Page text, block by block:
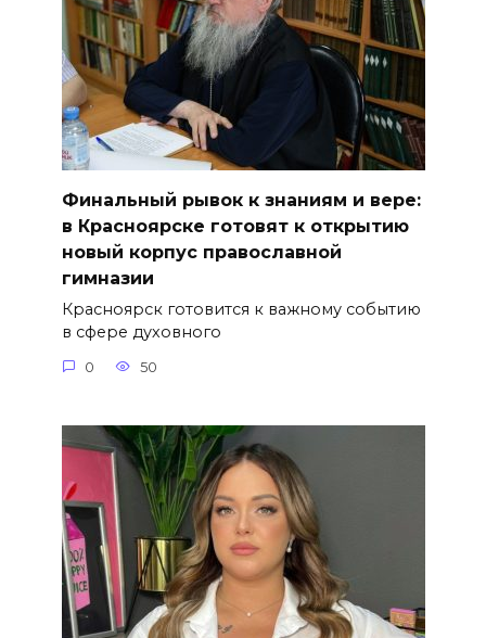
Финальный рывок к знаниям и вере:
в Красноярске готовят к открытию
новый корпус православной
гимназии
Красноярск готовится к важному событию
в сфере духовного
0 50